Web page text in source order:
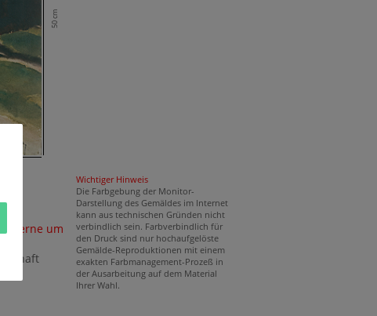
50 cm
Moderne um
Wichtiger Hinweis
Die Farbgebung der Monitor-
Darstellung des Gemäldes im Internet
kann aus technischen Gründen nicht
verbindlich sein. Farbverbindlich für
den Druck sind nur hochaufgelöste
Gemälde-Reproduktionen mit einem
exakten Farbmanagement-Prozeß in
der Ausarbeitung auf dem Material
Ihrer Wahl.